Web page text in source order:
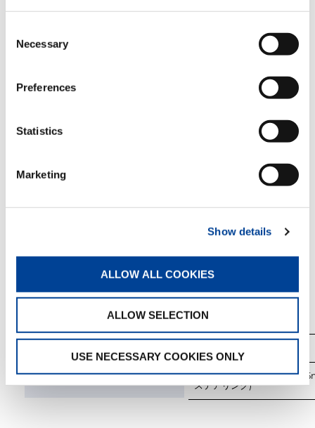
Selection
Necessary
Preferences
Statistics
Marketing
Show details
ALLOW ALL COOKIES
ALLOW SELECTION
USE NECESSARY COOKIES ONLY
全長 7,590mm
走行性能
49km/h
最小回転半径
3.8m (4輪ステアリング),
ステアリング)